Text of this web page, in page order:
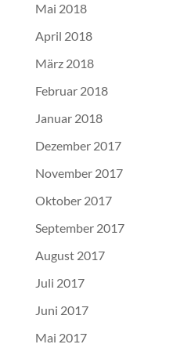
Mai 2018
April 2018
März 2018
Februar 2018
Januar 2018
Dezember 2017
November 2017
Oktober 2017
September 2017
August 2017
Juli 2017
Juni 2017
Mai 2017